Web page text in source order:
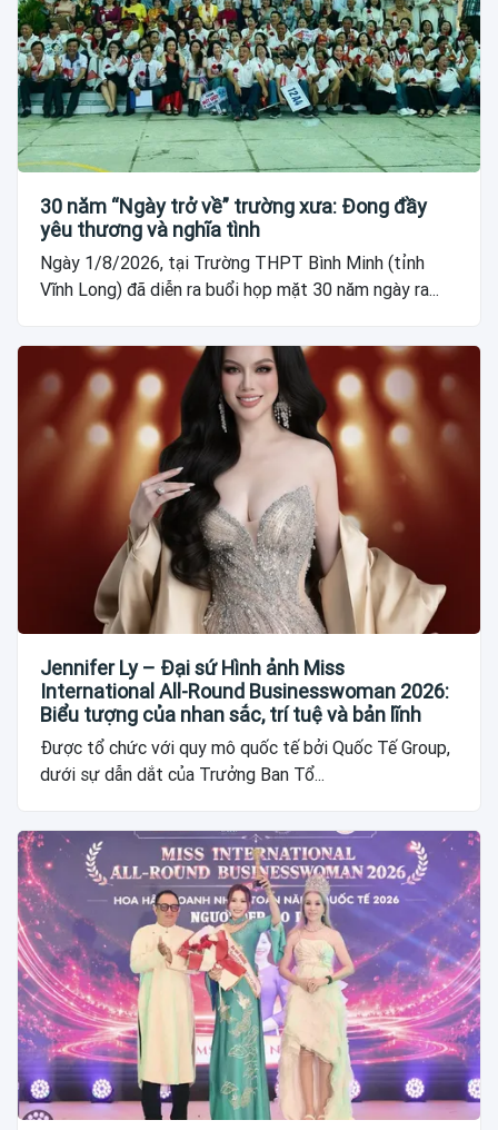
30 năm “Ngày trở về” trường xưa: Đong đầy
yêu thương và nghĩa tình
Ngày 1/8/2026, tại Trường THPT Bình Minh (tỉnh
Vĩnh Long) đã diễn ra buổi họp mặt 30 năm ngày ra...
Jennifer Ly – Đại sứ Hình ảnh Miss
International All-Round Businesswoman 2026:
Biểu tượng của nhan sắc, trí tuệ và bản lĩnh
Được tổ chức với quy mô quốc tế bởi Quốc Tế Group,
dưới sự dẫn dắt của Trưởng Ban Tổ...